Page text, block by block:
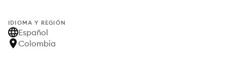
IDIOMA Y REGIÓN
Español
Colombia